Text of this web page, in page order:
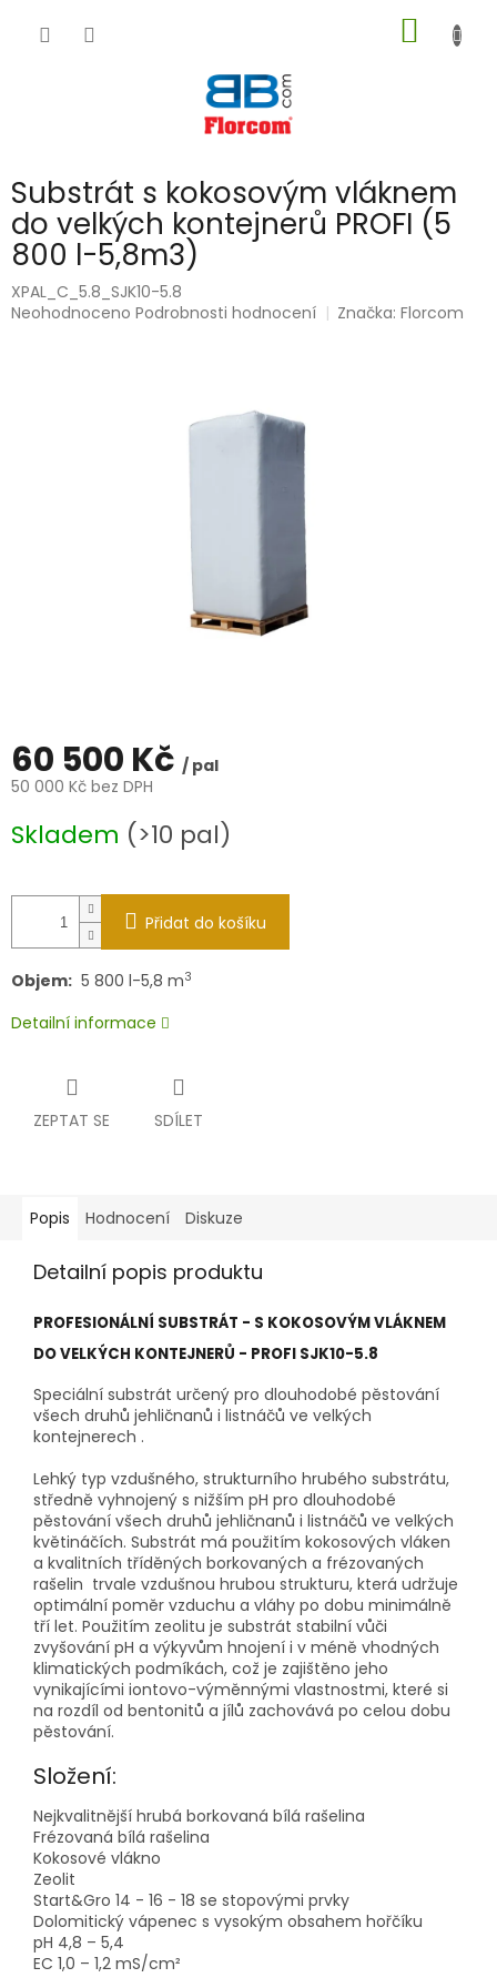
KOŠÍK
Substrát s kokosovým vláknem
do velkých kontejnerů PROFI (5
800 l-5,8m3)
XPAL_C_5.8_SJK10-5.8
Průměrné
Neohodnoceno Podrobnosti hodnocení Značka:Florcom
60 500 Kč / pal
50 000 Kč bez DPH
cena:
Skladem (>10 pal)
Přidat do košíku
Objem: 5 800 l-5,8 m3
Detailní informace
ZEPTAT SE SDÍLET
Popis Hodnocení Diskuze
Detailní popis produktu
PROFESIONÁLNÍ SUBSTRÁT - S KOKOSOVÝM VLÁKNEM
DO VELKÝCH KONTEJNERŮ - PROFI SJK10-5.8
Speciální substrát určený pro dlouhodobé pěstování
všech druhů jehličnanů i listnáčů ve velkých
kontejnerech .
Lehký typ vzdušného, strukturního hrubého substrátu,
středně vyhnojený s nižším pH pro dlouhodobé
pěstování všech druhů jehličnanů i listnáčů ve velkých
květináčích. Substrát má použitím kokosových vláken
a kvalitních tříděných borkovaných a frézovaných
rašelin trvale vzdušnou hrubou strukturu, která udržuje
optimální poměr vzduchu a vláhy po dobu minimálně
tří let. Použitím zeolitu je substrát stabilní vůči
zvyšování pH a výkyvům hnojení i v méně vhodných
klimatických podmíkách, což je zajištěno jeho
vynikajícími iontovo-výměnnými vlastnostmi, které si
na rozdíl od bentonitů a jílů zachovává po celou dobu
pěstování.
Složení:
Nejkvalitnější hrubá borkovaná bílá rašelina
Frézovaná bílá rašelina
Kokosové vlákno
Zeolit
Start&Gro 14 - 16 - 18 se stopovými prvky
Dolomitický vápenec s vysokým obsahem hořčíku
pH 4,8 – 5,4
EC 1,0 – 1,2 mS/cm²